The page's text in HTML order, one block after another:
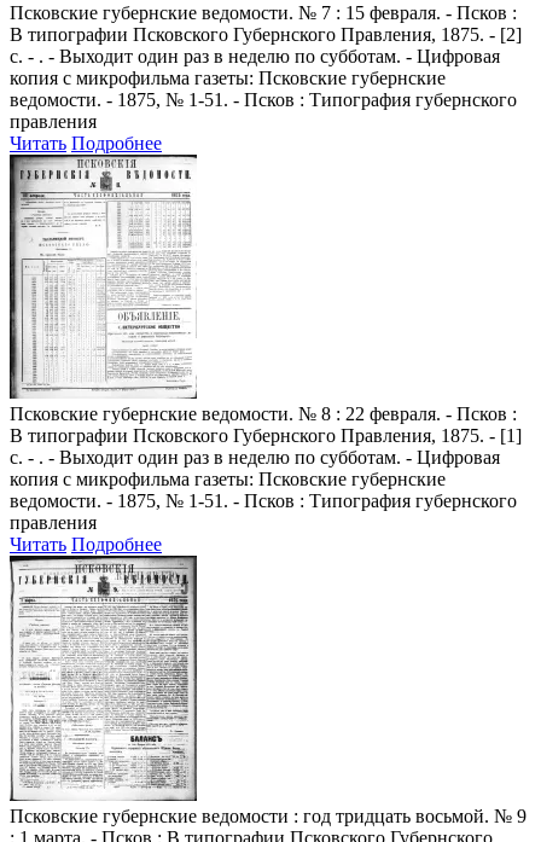
Псковские губернские ведомости. № 7 : 15 февраля. - Псков :
В типографии Псковского Губернского Правления, 1875. - [2]
с. - . - Выходит один раз в неделю по субботам. - Цифровая
копия с микрофильма газеты: Псковские губернские
ведомости. - 1875, № 1-51. - Псков : Типография губернского
правления
Читать Подробнее
Псковские губернские ведомости. № 8 : 22 февраля. - Псков :
В типографии Псковского Губернского Правления, 1875. - [1]
с. - . - Выходит один раз в неделю по субботам. - Цифровая
копия с микрофильма газеты: Псковские губернские
ведомости. - 1875, № 1-51. - Псков : Типография губернского
правления
Читать Подробнее
Псковские губернские ведомости : год тридцать восьмой. № 9
: 1 марта. - Псков : В типографии Псковского Губернского